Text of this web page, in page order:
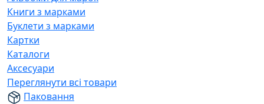
Книги з марками
Буклети з марками
Картки
Каталоги
Аксесуари
Переглянути всі товари
Паковання